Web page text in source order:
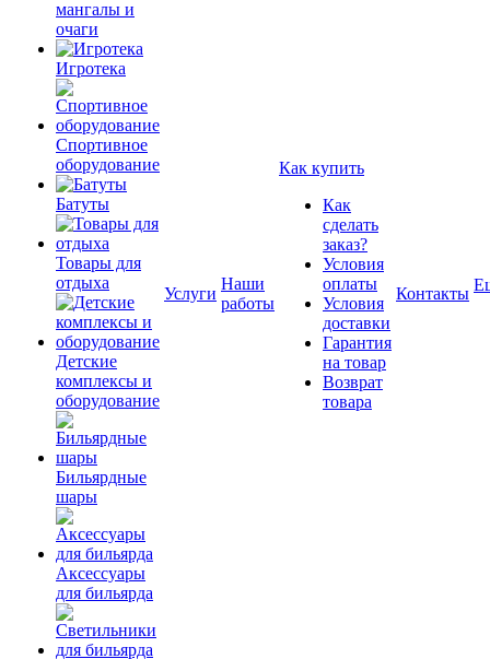
мангалы и
очаги
Игротека
Спортивное
оборудование
Батуты
Товары для
отдыха
Детские
комплексы и
оборудование
Бильярдные
шары
Аксессуары
для бильярда
Услуги
Наши
работы
Как купить
Как
сделать
заказ?
Условия
оплаты
Условия
доставки
Гарантия
на товар
Возврат
товара
Контакты